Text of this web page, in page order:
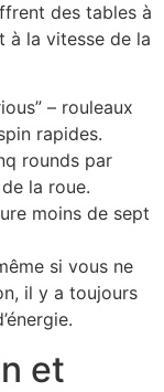
des tables à
à la vitesse de la
– rouleaux
rapides.
rounds par
la roue.
moins de sept
si vous ne
il y a toujours
et